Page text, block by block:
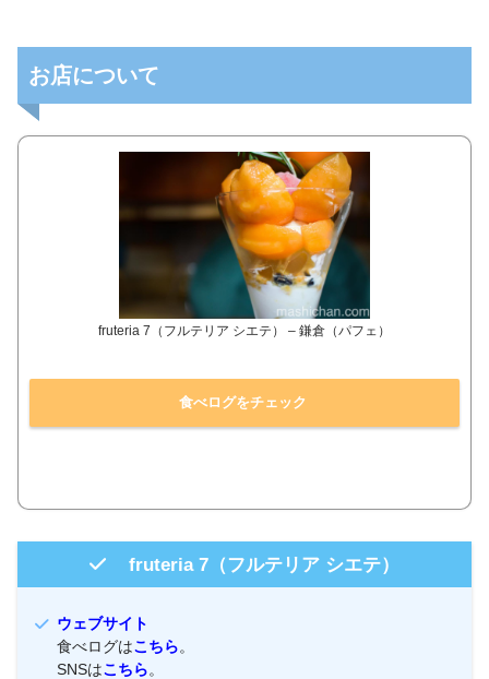
お店について
fruteria 7（フルテリア シエテ） – 鎌倉（パフェ）
食べログをチェック
fruteria 7（フルテリア シエテ）
ウェブサイト
食べログはこちら。
SNSはこちら。